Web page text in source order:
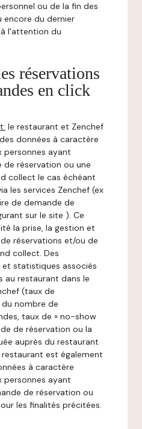
ou de la fin des
encore du dernier
l'attention du
réservations
en click
le restaurant et Zenchef
données à caractère
personnes ayant
réservation ou une
collect le cas échéant
les services Zenchef (ex
de demande de
sur le site ). Ce
la prise, la gestion et
réservations et/ou de
collect. Des
statistiques associés
au restaurant dans le
(taux de
nombre de
taux de « no-show
de réservation ou la
auprès du restaurant
est également
à caractère
personnes ayant
de réservation ou
les finalités précitées.